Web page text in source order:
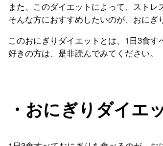
また、このダイエットによって、ストレ
そんな方におすすめしたいのが、おにぎ
このおにぎりダイエットとは、1日3食
好きの方は、是非読んでみてください。
・おにぎりダイエ